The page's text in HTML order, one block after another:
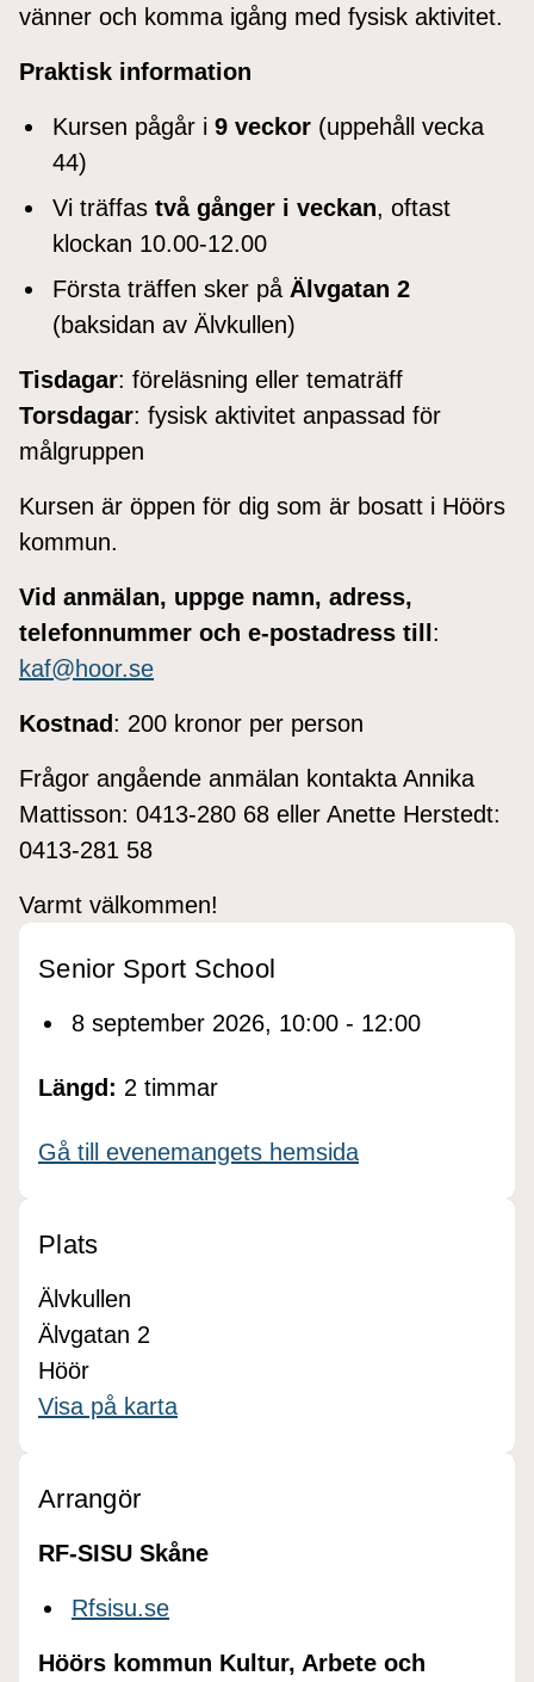
vänner och komma igång med fysisk aktivitet.
Praktisk information
Kursen pågår i 9 veckor (uppehåll vecka
44)
Vi träffas två gånger i veckan, oftast
klockan 10.00-12.00
Första träffen sker på Älvgatan 2
(baksidan av Älvkullen)
Tisdagar: föreläsning eller tematräff
Torsdagar: fysisk aktivitet anpassad för
målgruppen
Kursen är öppen för dig som är bosatt i Höörs
kommun.
Vid anmälan, uppge namn, adress,
telefonnummer och e-postadress till :
kaf@hoor.se
Kostnad: 200 kronor per person
Frågor angående anmälan kontakta Annika
Mattisson: 0413-280 68 eller Anette Herstedt:
0413-281 58
Varmt välkommen!
Senior Sport School
8 september 2026, 10:00 - 12:00
Längd: 2 timmar
Gå till evenemangets hemsida
Plats
Älvkullen
Älvgatan 2
Höör
Visa på karta
Arrangör
RF-SISU Skåne
Rfsisu.se
Höörs kommun Kultur, Arbete och